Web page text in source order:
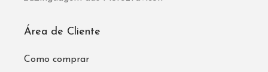
Área de Cliente
Como comprar